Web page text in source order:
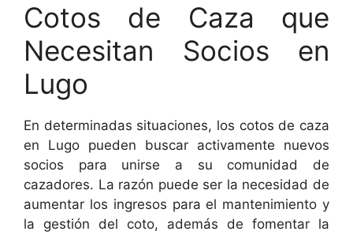
Cotos de Caza que
Necesitan Socios en
Lugo
En determinadas situaciones, los cotos de caza
en Lugo pueden buscar activamente nuevos
socios para unirse a su comunidad de
cazadores. La razón puede ser la necesidad de
aumentar los ingresos para el mantenimiento y
la gestión del coto, además de fomentar la